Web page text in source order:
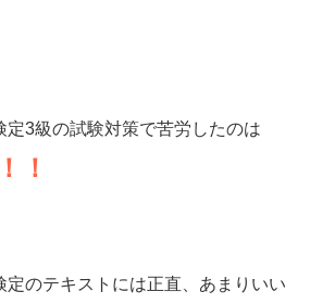
定3級の試験対策で苦労したのは
！
定のテキストには正直、あまりいい